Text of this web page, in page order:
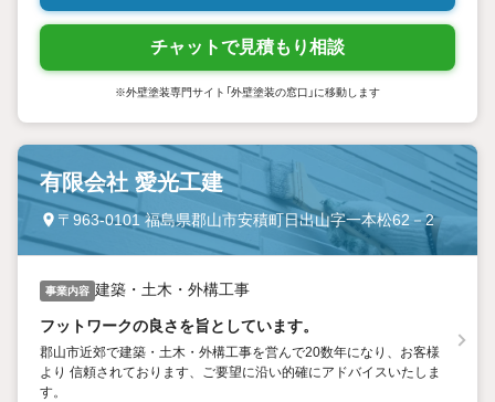
チャットで見積もり相談
※外壁塗装専門サイト「外壁塗装の窓口」に移動します
有限会社 愛光工建
〒963-0101 福島県郡山市安積町日出山字一本松62－2
事業内容 建築・土木・外構工事
フットワークの良さを旨としています。
郡山市近郊で建築・土木・外構工事を営んで20数年になり、お客様
より 信頼されております、ご要望に沿い的確にアドバイスいたしま
す。